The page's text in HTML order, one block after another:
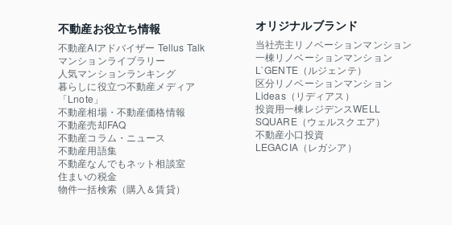
不動産お役立ち情報
不動産AIアドバイザー Tellus Talk
マンションライブラリー
人気マンションランキング
暮らしに役立つ不動産メディア
「Lnote」
不動産相場・不動産価格情報
不動産売却FAQ
不動産コラム・ニュース
不動産用語集
不動産なんでもネット相談室
住まいの税金
物件一括検索（購入＆賃貸）
オリジナルブランド
当社売主リノベーションマンション
一棟リノベーションマンション
L`GENTE（ルジェンテ）
区分リノベーションマンション
Lideas（リディアス）
投資用一棟レジデンスWELL
SQUARE（ウェルスクエア）
不動産小口投資
LEGACIA（レガシア）